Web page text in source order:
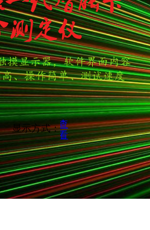
显示方式：
按缩略图方式查
看
按列表方式查看